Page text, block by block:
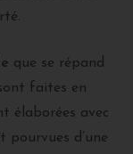
que se répand
faites en
élaborées avec
pourvues d’une